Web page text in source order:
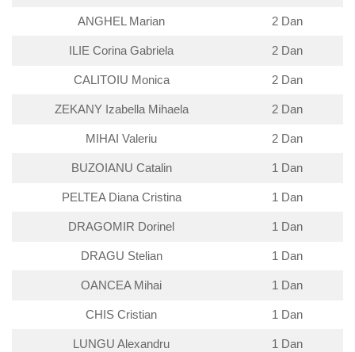
ANGHEL Marian 2 Dan
ILIE Corina Gabriela 2 Dan
CALITOIU Monica 2 Dan
ZEKANY Izabella Mihaela 2 Dan
MIHAI Valeriu 2 Dan
BUZOIANU Catalin 1 Dan
PELTEA Diana Cristina 1 Dan
DRAGOMIR Dorinel 1 Dan
DRAGU Stelian 1 Dan
OANCEA Mihai 1 Dan
CHIS Cristian 1 Dan
LUNGU Alexandru 1 Dan